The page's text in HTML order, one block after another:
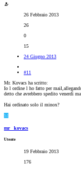
26 Febbraio 2013
26
0
15
24 Giugno 2013
#11
Mr. Kovacs ha scritto:
Io l ordine l ho fatto per
detto che avrebbero spedito venerdì
Hai ordinato solo il minox?
M
mr_ kovacs
Utente
19 Febbraio 2013
176